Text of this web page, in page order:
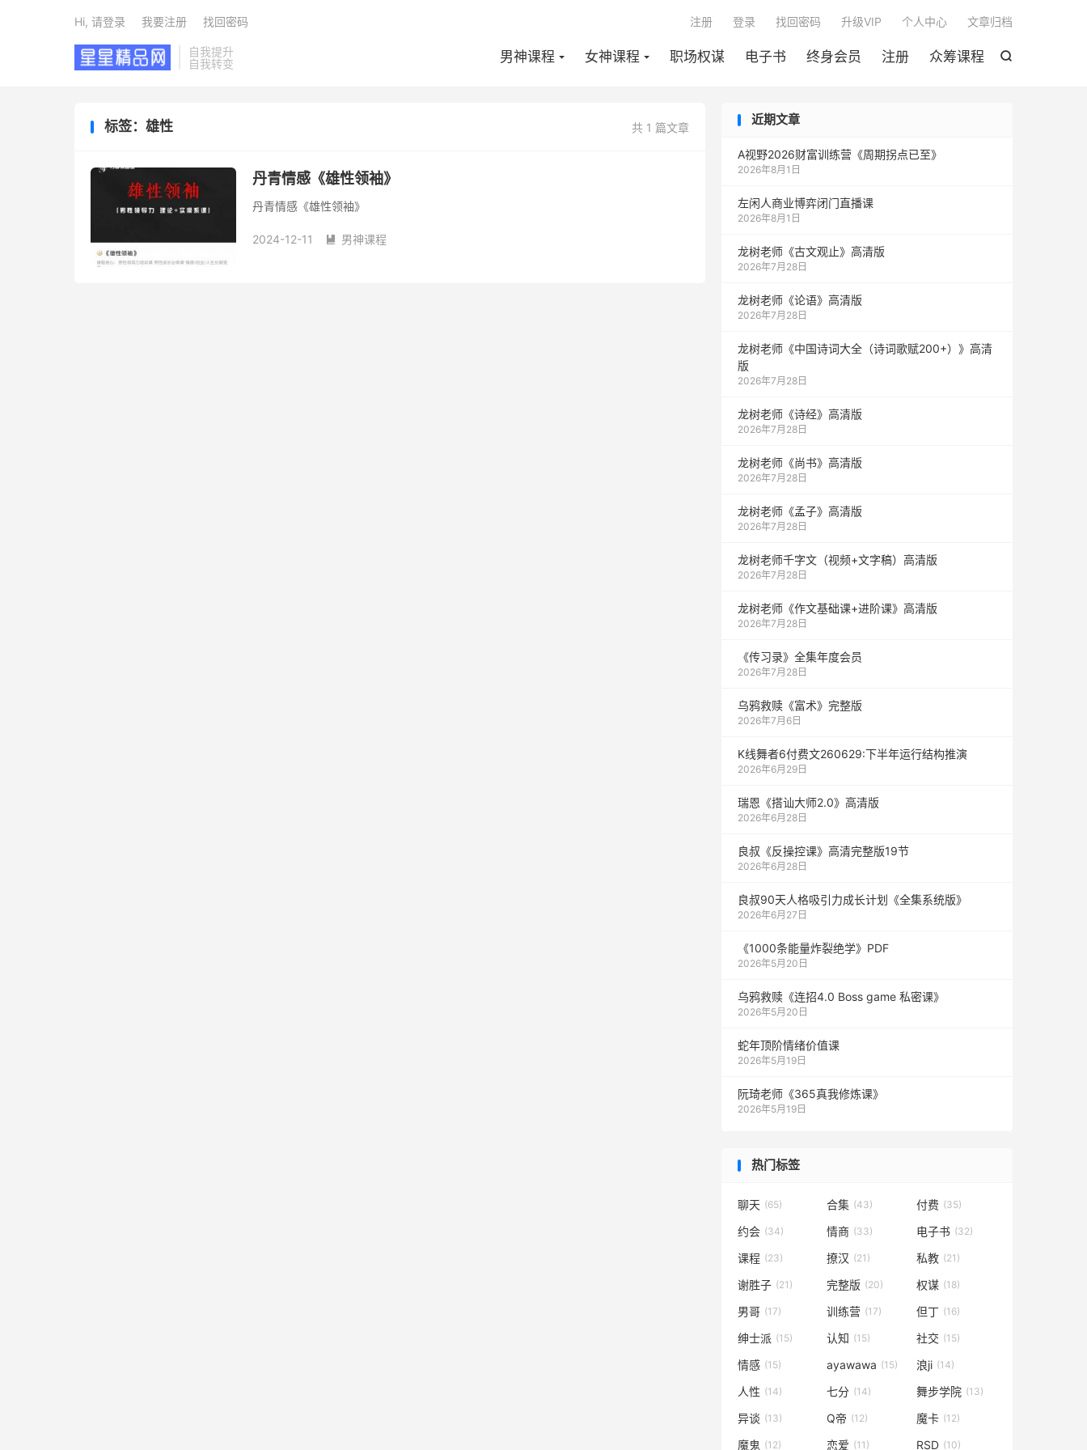
自我提升
自我转变

男神课程 女神课程 职场权谋 电子书 终身会员 注册 众筹课程
注册 登录 找回密码 升级VIP 个人中心 文章归档
Hi, 请登录 我要注册 找回密码
共 1 篇文章
标签：雄性
丹青情感《雄性领袖》
丹青情感《雄性领袖》
2024-12-11  男神课程
近期文章
A视野2026财富训练营《周期拐点已至》
2026年8月1日
左闲人商业博弈闭门直播课
2026年8月1日
龙树老师《古文观止》高清版
2026年7月28日
龙树老师《论语》高清版
2026年7月28日
龙树老师《中国诗词大全（诗词歌赋200+）》高清
版
2026年7月28日
龙树老师《诗经》高清版
2026年7月28日
龙树老师《尚书》高清版
2026年7月28日
龙树老师《孟子》高清版
2026年7月28日
龙树老师千字文（视频+文字稿）高清版
2026年7月28日
龙树老师《作文基础课+进阶课》高清版
2026年7月28日
《传习录》全集年度会员
2026年7月28日
乌鸦救赎《富术》完整版
2026年7月6日
K线舞者6付费文260629:下半年运行结构推演
2026年6月29日
瑞恩《搭讪大师2.0》高清版
2026年6月28日
良叔《反操控课》高清完整版19节
2026年6月28日
良叔90天人格吸引力成长计划《全集系统版》
2026年6月27日
《1000‮能条‬‎量‮裂炸‬‎绝学》PDF
2026年5月20日
乌鸦救赎《连招4.0 Boss game 私密课》
2026年5月20日
蛇年顶阶情绪价值课
2026年5月19日
阮琦老师《365真我修炼课》
2026年5月19日
热门标签
聊天 (65) 合集 (43) 付费 (35)
约会 (34) 情商 (33) 电子书 (32)
课程 (23) 撩汉 (21) 私教 (21)
谢胜子 (21) 完整版 (20) 权谋 (18)
男哥 (17) 训练营 (17) 但丁 (16)
绅士派 (15) 认知 (15) 社交 (15)
情感 (15) ayawawa (15) 浪ji (14)
人性 (14) 七分 (14) 舞步学院 (13)
异谈 (13) Q帝 (12) 魔卡 (12)
魔鬼 (12) 恋爱 (11) RSD (10)